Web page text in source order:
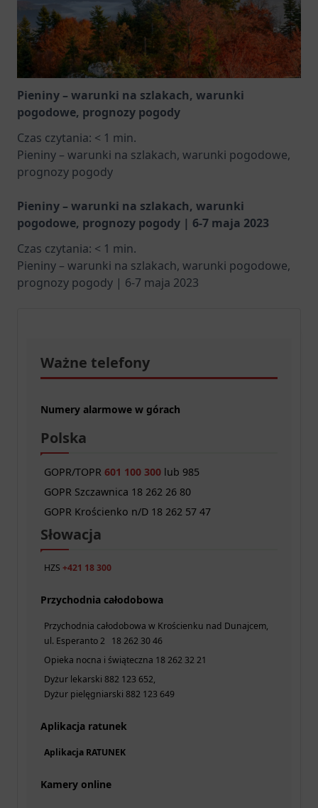
Pieniny – warunki na szlakach, warunki
pogodowe, prognozy pogody
Czas czytania: < 1 min.
Pieniny – warunki na szlakach, warunki pogodowe,
prognozy pogody
Pieniny – warunki na szlakach, warunki
pogodowe, prognozy pogody | 6-7 maja 2023
Czas czytania: < 1 min.
Pieniny – warunki na szlakach, warunki pogodowe,
prognozy pogody | 6-7 maja 2023
Ważne telefony
Numery alarmowe w górach
Polska
GOPR/TOPR601 100 300 lub 985
GOPR Szczawnica 18 262 26 80
GOPR Krościenko n/D 18 262 57 47
Słowacja
HZS +421 18 300
Przychodnia całodobowa
Przychodnia całodobowa w Krościenku nad Dunajcem,
ul. Esperanto 2 18 262 30 46
Opieka nocna i świąteczna 18 262 32 21
Dyżur lekarski 882 123 652,
Dyżur pielęgniarski 882 123 649
Aplikacja ratunek
Aplikacja RATUNEK
Kamery online